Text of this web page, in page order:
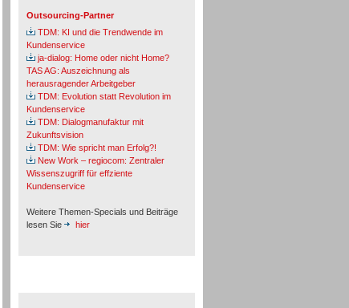
Outsourcing-Partner
TDM: KI und die Trendwende im
Kundenservice
ja-dialog: Home oder nicht Home?
TAS AG: Auszeichnung als
herausragender Arbeitgeber
TDM: Evolution statt Revolution im
Kundenservice
TDM: Dialogmanufaktur mit
Zukunftsvision
TDM: Wie spricht man Erfolg?!
New Work – regiocom: Zentraler
Wissenszugriff für effziente
Kundenservice
Weitere Themen-Specials und Beiträge
lesen Sie
hier